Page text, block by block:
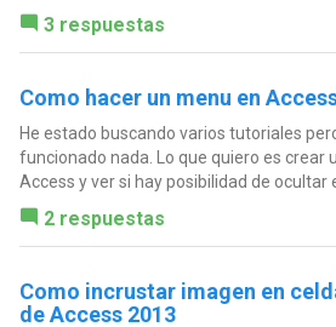
3 respuestas
Como hacer un menu en
He estado buscando varios tutoriales
funcionado nada. Lo que quiero es crear
Access y ver si hay posibilidad de ocultar
2 respuestas
Como incrustar imagen en
de Access 2013